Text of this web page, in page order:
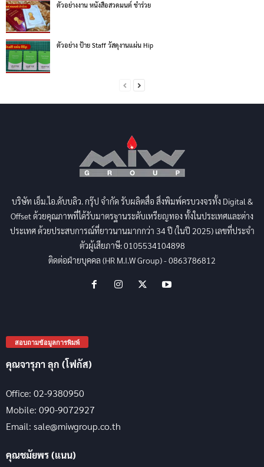
ตัวอย่างงาน หนังสือสวดมนต์ ชำร่วย
ตัวอย่าง ป้าย Staff วัสดุงานแผ่น Hip
บริษัท เอ็ม.ไอ.ดับบลิว. กรุ๊ป จำกัด รับผลิตสื่อ สิ่งพิมพ์ครบวงจรทั้ง Digital &
Offset ด้วยคุณภาพที่ได้รับมาตรฐานระดับเหรียญทอง ทั้งในประเทศและต่าง
ประเทศ ด้วยประสบการณ์ที่ยาวนานมากกว่า 34 ปี (ในปี 2025) เลขที่ประจำ
ตัวผู้เสียภาษี: 0105534104898
ติดต่อฝ่ายบุคคล (HR M.I.W Group) - 0863786812
สอบถามข้อมูลการพิมพ์
คุณจารุภา ลุก (โฟกัส)
Office: 02-9380950
Mobile: 090-9072927
Email: sale@miwgroup.co.th
คุณชมัยพร (แนน)